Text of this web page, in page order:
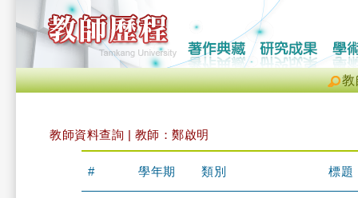
教
教師資料查詢 | 教師：鄭啟明
# 學年期 類別 標題